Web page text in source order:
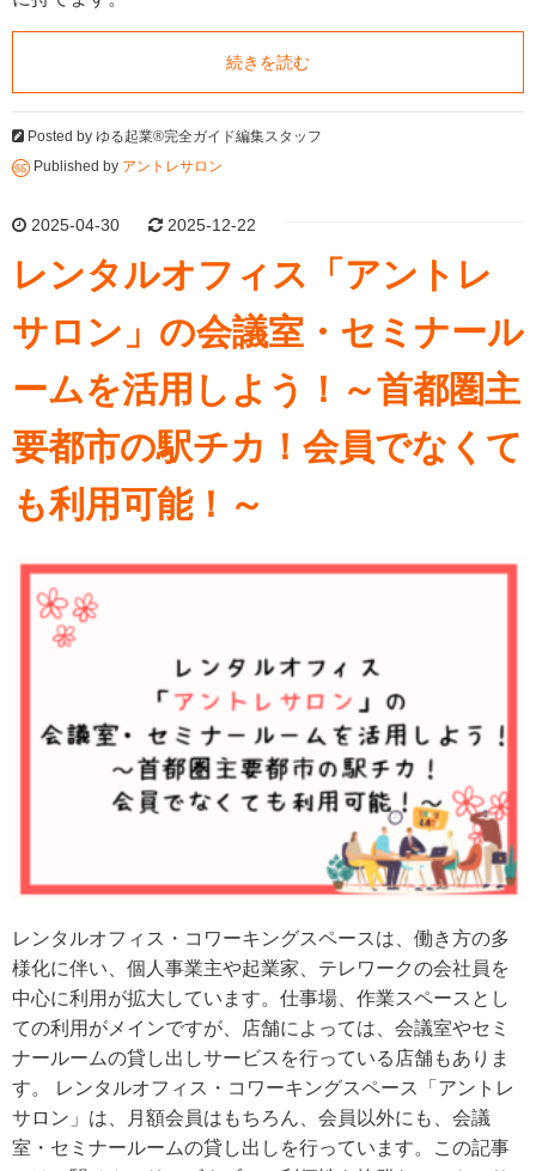
続きを読む
Posted by ゆる起業®完全ガイド編集スタッフ
Published by アントレサロン
2025-04-30 2025-12-22
レンタルオフィス「アントレ
サロン」の会議室・セミナール
ームを活用しよう！～首都圏主
要都市の駅チカ！会員でなくて
も利用可能！～
レンタルオフィス・コワーキングスペースは、働き方の多
様化に伴い、個人事業主や起業家、テレワークの会社員を
中心に利用が拡大しています。仕事場、作業スペースとし
ての利用がメインですが、店舗によっては、会議室やセミ
ナールームの貸し出しサービスを行っている店舗もありま
す。 レンタルオフィス・コワーキングスペース「アントレ
サロン」は、月額会員はもちろん、会員以外にも、会議
室・セミナールームの貸し出しを行っています。この記事